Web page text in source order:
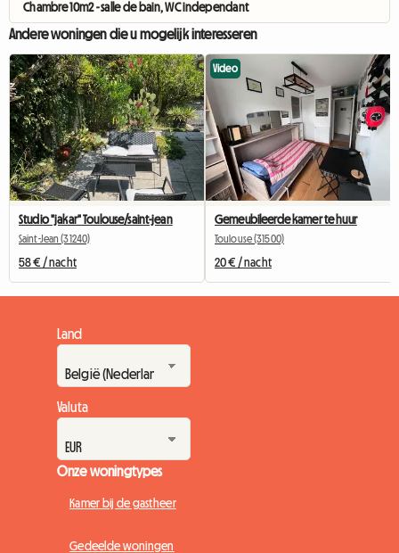
Chambre 10m2 - salle de bain, WC independant
Andere woningen die u mogelijk interesseren
Studio "jakar" Toulouse/saint-jean
Saint-Jean (31240)
58 € / nacht
Video
Gemeubileerde kamer te huur
Toulouse (31500)
20 € / nacht
Land
Valuta
Onze woningtypes
Kamer bij de gastheer
Gedeelde woningen